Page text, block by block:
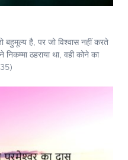
बहुमूल्य है, पर जो विश्वास नहीं करते
ठहराया था, वही कोने का
35)